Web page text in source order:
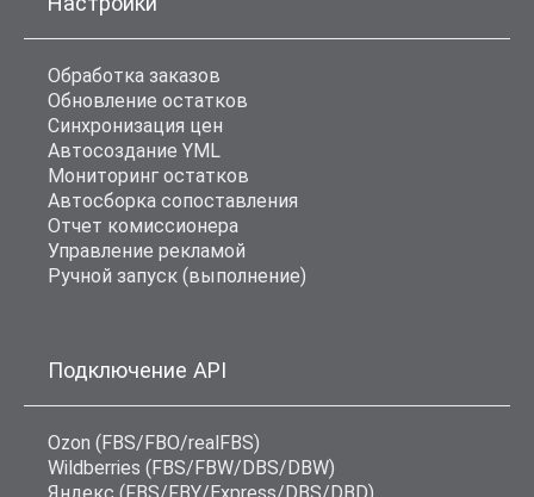
Обработка заказов
Обновление остатков
Синхронизация цен
Автосоздание YML
Мониторинг остатков
Автосборка сопоставления
Отчет комиссионера
Управление рекламой
Ручной запуск (выполнение)
Подключение API
Ozon (FBS/FBO/realFBS)
Wildberries (FBS/FBW/DBS/DBW)
Яндекс (FBS/FBY/Express/DBS/DBD)